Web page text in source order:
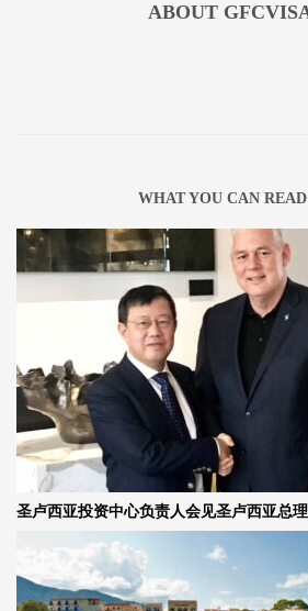
ABOUT
WHAT YOU CAN
圣卢西亚投资中心负责人会见圣卢西亚总